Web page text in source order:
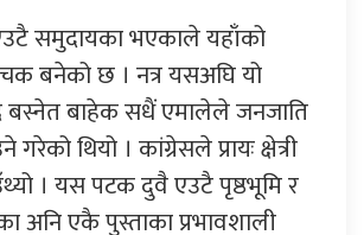
समुदायका भएकाले यहाँको
बनेको छ । नत्र यसअघि यो
बस्नेत बाहेक सधैं एमालेले जनजाति
गरेको थियो । कांग्रेसले प्रायः क्षेत्री
। यस पटक दुवै एउटै पृष्ठभूमि र
अनि एकै पुस्ताका प्रभावशाली